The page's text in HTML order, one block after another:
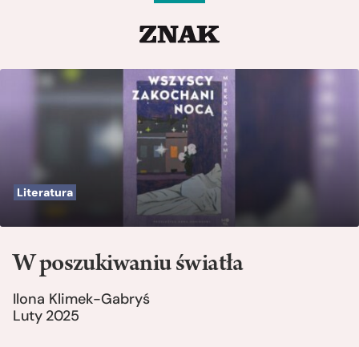
Literatura
W poszukiwaniu światła
Ilona Klimek-Gabryś
Luty 2025